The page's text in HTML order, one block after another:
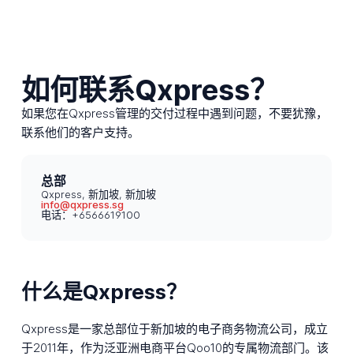
如何联系Qxpress？
如果您在Qxpress管理的交付过程中遇到问题，不要犹豫，
联系他们的客户支持。
总部
Qxpress, 新加坡, 新加坡
info@qxpress.sg
电话：+6566619100
什么是Qxpress？
Qxpress是一家总部位于新加坡的电子商务物流公司，成立
于2011年，作为泛亚洲电商平台Qoo10的专属物流部门。该